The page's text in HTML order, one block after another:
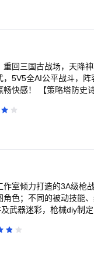
回三国古战场，天降
5V5全AI公平战斗，
索】 烧脑关卡策
无双抽奖，超高爆率
室倾力打造的3A级枪
色；不同的被动技能
武器迷彩，枪械diy制定